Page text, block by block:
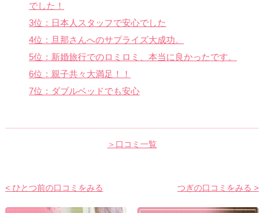
でした！
3位：日本人スタッフで安心でした
4位：旦那さんへのサプライズ大成功。
5位：新婚旅行でのロミロミ、本当に良かったです。
6位：親子共々大満足！！
7位：ダブルベッドでも安心
＞口コミ一覧
< ひとつ前の口コミをみる つぎの口コミをみる >